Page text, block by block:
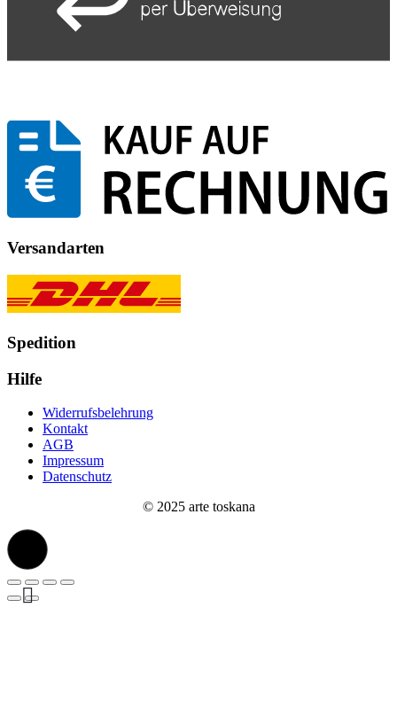
Versandarten
Spedition
Hilfe
Widerrufsbelehrung
Kontakt
AGB
Impressum
Datenschutz
© 2025 arte toskana